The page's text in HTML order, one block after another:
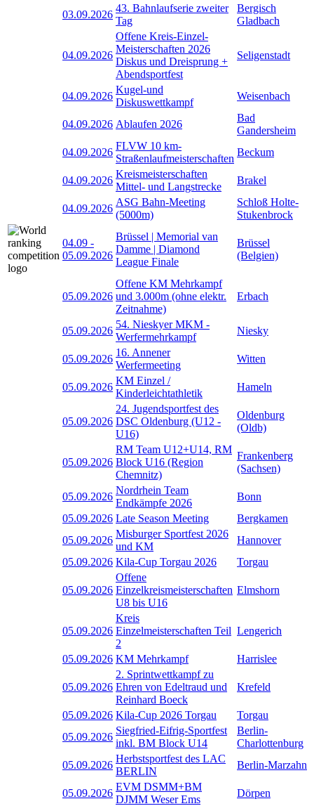
03.09.2026
43. Bahnlaufserie zweiter
Tag
Bergisch
Gladbach
04.09.2026
Offene Kreis-Einzel-
Meisterschaften 2026
Diskus und Dreisprung +
Abendsportfest
Seligenstadt
04.09.2026
Kugel-und
Diskuswettkampf
Weisenbach
04.09.2026 Ablaufen 2026
Bad
Gandersheim
04.09.2026
FLVW 10 km-
Straßenlaufmeisterschaften
Beckum
04.09.2026
Kreismeisterschaften
Mittel- und Langstrecke
Brakel
04.09.2026
ASG Bahn-Meeting
(5000m)
Schloß Holte-
Stukenbrock
04.09 -
05.09.2026
Brüssel | Memorial van
Damme | Diamond
League Finale
Brüssel
(Belgien)
05.09.2026
Offene KM Mehrkampf
und 3.000m (ohne elektr.
Zeitnahme)
Erbach
05.09.2026
54. Nieskyer MKM -
Werfermehrkampf
Niesky
05.09.2026
16. Annener
Werfermeeting
Witten
05.09.2026
KM Einzel /
Kinderleichtathletik
Hameln
05.09.2026
24. Jugendsportfest des
DSC Oldenburg (U12 -
U16)
Oldenburg
(Oldb)
05.09.2026
RM Team U12+U14, RM
Block U16 (Region
Chemnitz)
Frankenberg
(Sachsen)
05.09.2026
Nordrhein Team
Endkämpfe 2026
Bonn
05.09.2026 Late Season Meeting
Bergkamen
05.09.2026
Misburger Sportfest 2026
und KM
Hannover
05.09.2026 Kila-Cup Torgau 2026 Torgau
05.09.2026
Offene
Einzelkreismeisterschaften
U8 bis U16
Elmshorn
05.09.2026
Kreis
Einzelmeisterschaften Teil
2
Lengerich
05.09.2026 KM Mehrkampf Harrislee
05.09.2026
2. Sprintwettkampf zu
Ehren von Edeltraud und
Reinhard Boeck
Krefeld
05.09.2026 Kila-Cup 2026 Torgau
Torgau
05.09.2026
Siegfried-Eifrig-Sportfest
inkl. BM Block U14
Berlin-
Charlottenburg
05.09.2026
Herbstsportfest des LAC
BERLIN
Berlin-Marzahn
05.09.2026
EVM DSMM+BM
DJMM Weser Ems
Dörpen